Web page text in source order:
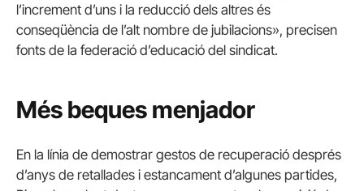
l’increment d’uns i la reducció dels altres és
conseqüència de l’alt nombre de jubilacions», precisen
fonts de la federació d’educació del sindicat.
Més beques menjador
En la línia de demostrar gestos de recuperació després
d’anys de retallades i estancament d’algunes partides,